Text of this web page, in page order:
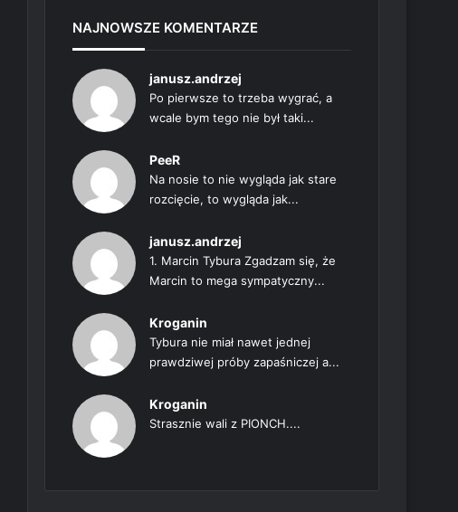
NAJNOWSZE KOMENTARZE
janusz.andrzej
Po pierwsze to trzeba wygrać, a
wcale bym tego nie był taki...
PeeR
Na nosie to nie wygląda jak stare
rozcięcie, to wygląda jak...
janusz.andrzej
1. Marcin Tybura Zgadzam się, że
Marcin to mega sympatyczny...
Kroganin
Tybura nie miał nawet jednej
prawdziwej próby zapaśniczej a...
Kroganin
Strasznie wali z PIONCH....